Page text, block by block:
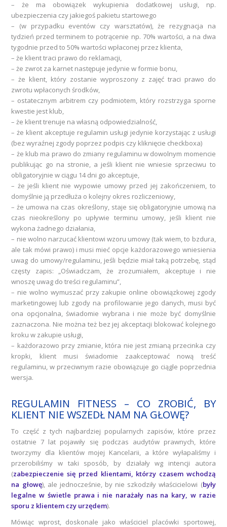
– że ma obowiązek wykupienia dodatkowej usługi, np.
ubezpieczenia czy jakiegoś pakietu startowego
– (w przypadku eventów czy warsztatów), że rezygnacja na
tydzień przed terminem to potrącenie np. 70% wartości, a na dwa
tygodnie przed to 50% wartości wpłaconej przez klienta,
– że klient traci prawo do reklamacji,
– że zwrot za karnet następuje jedynie w formie bonu,
– że klient, który zostanie wyproszony z zajęć traci prawo do
zwrotu wpłaconych środków,
– ostatecznym arbitrem czy podmiotem, który rozstrzyga sporne
kwestie jest klub,
– że klient trenuje na własną odpowiedzialność,
– że klient akceptuje regulamin usługi jedynie korzystając z usługi
(bez wyraźnej zgody poprzez podpis czy kliknięcie checkboxa)
– że klub ma prawo do zmiany regulaminu w dowolnym momencie
publikując go na stronie, a jeśli klient nie wniesie sprzeciwu to
obligatoryjnie w ciągu 14 dni go akceptuje,
– że jeśli klient nie wypowie umowy przed jej zakończeniem, to
domyślnie ją przedłuża o kolejny okres rozliczeniowy,
– że umowa na czas określony, staje się obligatoryjnie umową na
czas nieokreślony po upływie terminu umowy, jeśli klient nie
wykona żadnego działania,
– nie wolno narzucać klientowi wzoru umowy (tak wiem, to bzdura,
ale tak mówi prawo) i musi mieć opcje każdorazowego wniesienia
uwag do umowy/regulaminu, jeśli będzie miał taką potrzebę, stąd
częsty zapis: „Oświadczam, że zrozumiałem, akceptuje i nie
wnoszę uwag do treści regulaminu”,
– nie wolno wymuszać przy zakupie online obowiązkowej zgody
marketingowej lub zgody na profilowanie jego danych, musi być
ona opcjonalna, świadomie wybrana i nie może być domyślnie
zaznaczona. Nie można też bez jej akceptacji blokować kolejnego
kroku w zakupie usługi,
– każdorazowo przy zmianie, która nie jest zmianą przecinka czy
kropki, klient musi świadomie zaakceptować nową treść
regulaminu, w przeciwnym razie obowiązuje go ciągle poprzednia
wersja.
REGULAMIN FITNESS – CO ZROBIĆ, BY
KLIENT NIE WSZEDŁ NAM NA GŁOWĘ?
To część z tych najbardziej popularnych zapisów, które przez
ostatnie 7 lat pojawiły się podczas audytów prawnych, które
tworzymy dla klientów mojej Kancelarii, a które wyłapaliśmy i
przerobiliśmy w taki sposób, by działały wg intencji autora
(zabezpieczenie się przed klientami, którzy czasem wchodzą
na głowę), ale jednocześnie, by nie szkodziły właścicielowi (były
legalne w świetle prawa i nie narażały nas na kary, w razie
sporu z klientem czy urzędem).
Mówiąc wprost, doskonale jako właściciel placówki sportowej,